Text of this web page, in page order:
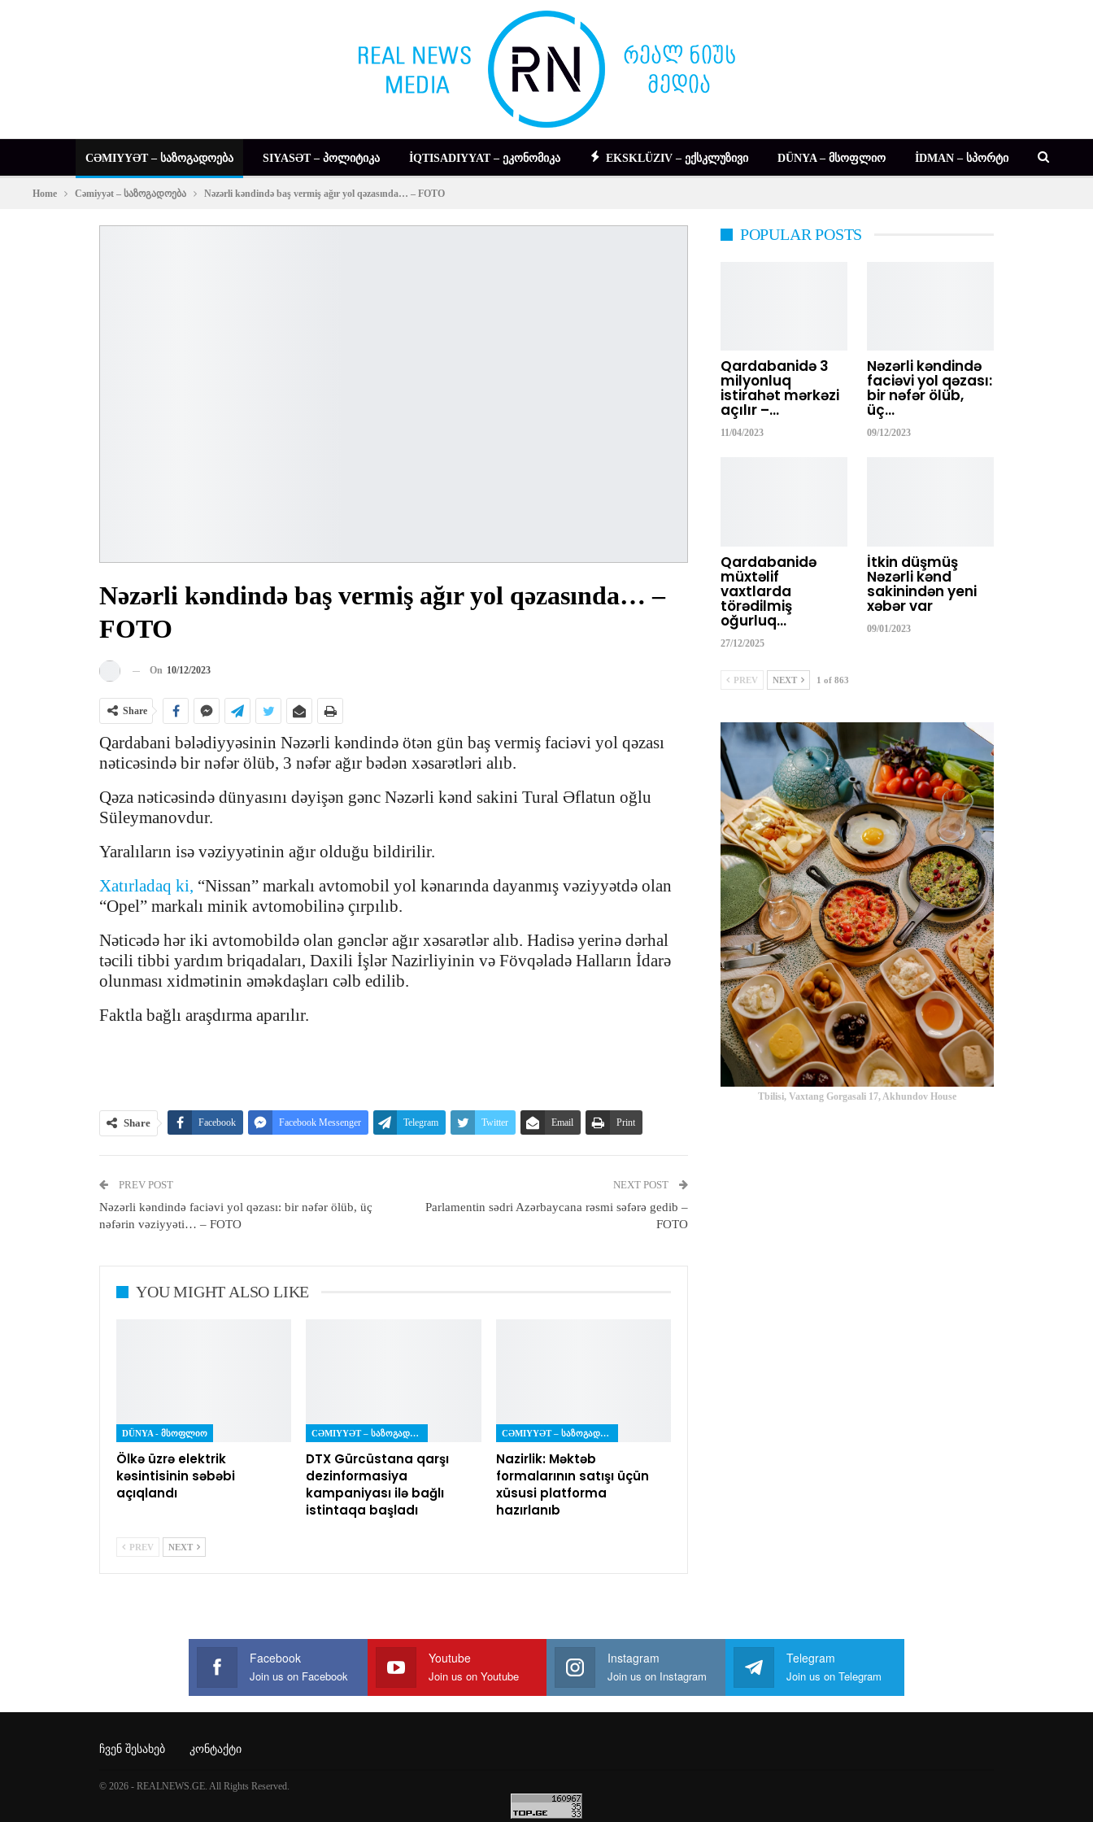
CƏMIYYƏT – ᲡᲐᲖᲝᲒᲐᲓᲝᲔᲑᲐ SIYASƏT – ᲞᲝᲚᲘᲢᲘᲙᲐ İQTISADIYYAT – ᲔᲙᲝᲜᲝᲛᲘᲙᲐ EKSKLÜZIV – ᲔᲥᲡᲙᲚᲣᲖᲘᲕᲘ DÜNYA – ᲛᲡᲝᲤᲚᲘᲝ İDMAN – ᲡᲞᲝᲠᲢᲘ
Home Cəmiyyət – საზოგადოება Nəzərli kəndində baş vermiş ağır yol qəzasında… – FOTO
Nəzərli kəndində baş vermiş ağır yol qəzasında… –
FOTO
On 10/12/2023
Share
Qardabani bələdiyyəsinin Nəzərli kəndində ötən gün baş vermiş faciəvi yol qəzası
nəticəsində bir nəfər ölüb, 3 nəfər ağır bədən xəsarətləri alıb.
Qəza nəticəsində dünyasını dəyişən gənc Nəzərli kənd sakini Tural Əflatun oğlu
Süleymanovdur.
Yaralıların isə vəziyyətinin ağır olduğu bildirilir.
Xatırladaq ki, “Nissan” markalı avtomobil yol kənarında dayanmış vəziyyətdə olan
“Opel” markalı minik avtomobilinə çırpılıb.
Nəticədə hər iki avtomobildə olan gənclər ağır xəsarətlər alıb. Hadisə yerinə dərhal
təcili tibbi yardım briqadaları, Daxili İşlər Nazirliyinin və Fövqəladə Halların İdarə
olunması xidmətinin əməkdaşları cəlb edilib.
Faktla bağlı araşdırma aparılır.
Share Facebook Facebook Messenger Telegram Twitter Email Print
PREV POST
Nəzərli kəndində faciəvi yol qəzası: bir nəfər ölüb, üç
nəfərin vəziyyəti… – FOTO
NEXT POST
Parlamentin sədri Azərbaycana rəsmi səfərə gedib –
FOTO
YOU MIGHT ALSO LIKE
DÜNYA - ᲛᲡᲝᲤᲚᲘᲝ
Ölkə üzrə elektrik
kəsintisinin səbəbi
açıqlandı
CƏMIYYƏT – ᲡᲐᲖᲝᲒᲐᲓᲝᲔᲑᲐ
DTX Gürcüstana qarşı
dezinformasiya
kampaniyası ilə bağlı
istintaqa başladı
CƏMIYYƏT – ᲡᲐᲖᲝᲒᲐᲓᲝᲔᲑᲐ
Nazirlik: Məktəb
formalarının satışı üçün
xüsusi platforma
hazırlanıb
PREV NEXT
POPULAR POSTS
Qardabanidə 3
milyonluq
istirahət mərkəzi
açılır –…
11/04/2023
Nəzərli kəndində
faciəvi yol qəzası:
bir nəfər ölüb,
üç…
09/12/2023
Qardabanidə
müxtəlif
vaxtlarda
törədilmiş
oğurluq…
27/12/2025
İtkin düşmüş
Nəzərli kənd
sakinindən yeni
xəbər var
09/01/2023
PREV NEXT 1 of 863
Tbilisi, Vaxtang Gorgasali 17, Akhundov House
Facebook
Join us on Facebook
Youtube
Join us on Youtube
Instagram
Join us on Instagram
Telegram
Join us on Telegram
ᲩᲕᲔᲜ ᲨᲔᲡᲐᲮᲔᲑ ᲙᲝᲜᲢᲐᲥᲢᲘ
© 2026 - REALNEWS.GE. All Rights Reserved.